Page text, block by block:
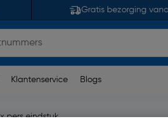
Gratis bezorging
Klantenservice Blogs
pers eindstuk